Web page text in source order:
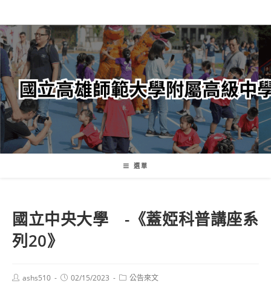
轉
至
主
內
容
選單
國立中央大學 -《蓋婭科普講座系
列20》
Postashs510
Post02/15/2023
Post公告來文